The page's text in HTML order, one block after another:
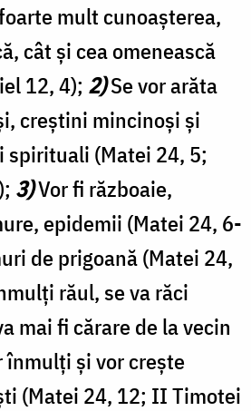
mult cunoașterea,
cât și cea omenească
12, 4); 2)Se vor arăta
creștini mincinoși și
(Matei 24, 5;
3)Vor fi războaie,
epidemii (Matei 24, 6-
de prigoană (Matei 24,
răul, se va răci
mai fi cărare de la vecin
înmulți și vor crește
(Matei 24, 12; II Timotei